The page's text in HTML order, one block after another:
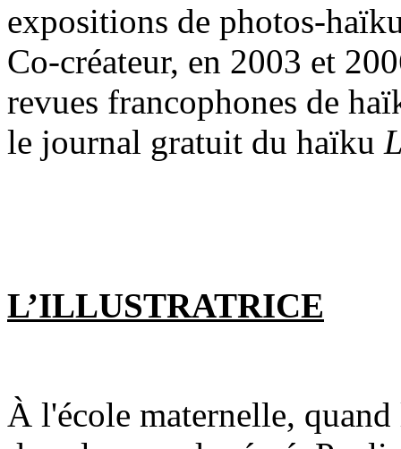
expositions de photos-
Co-créateur, en 2003 et
revues francophones de
le journal gratuit du haïku
L’ILLUSTRATRICE
À l'école maternelle,